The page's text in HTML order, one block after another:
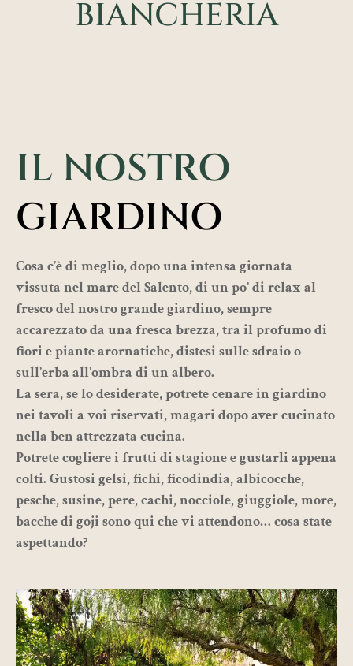
BIANCHERIA
IL NOSTRO
GIARDINO
Cosa c’è di meglio, dopo una intensa giornata
vissuta nel mare del Salento, di un po’ di relax al
fresco del nostro grande giardino, sempre
accarezzato da una fresca brezza, tra il profumo di
fiori e piante arornatiche, distesi sulle sdraio o
sull’erba all’ombra di un albero.
La sera, se lo desiderate, potrete cenare in giardino
nei tavoli a voi riservati, magari dopo aver cucinato
nella ben attrezzata cucina.
Potrete cogliere i frutti di stagione e gustarli appena
colti. Gustosi gelsi, fichi, ficodindia, albicocche,
pesche, susine, pere, cachi, nocciole, giuggiole, more,
bacche di goji sono qui che vi attendono… cosa state
aspettando?